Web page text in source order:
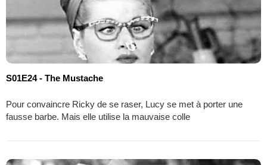
S01E24 - The Mustache
Pour convaincre Ricky de se raser, Lucy se met à porter une
fausse barbe. Mais elle utilise la mauvaise colle